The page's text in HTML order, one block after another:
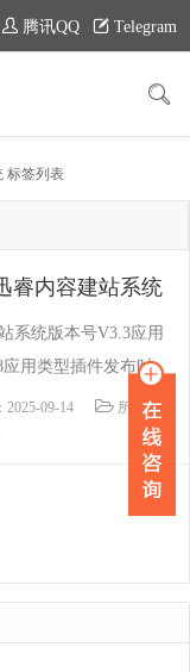
腾讯QQ Telegram
标签列表
睿内容建站系统
系统版本号V3.3应用
应用类型插件发布时
15:30:06更新时间202
支持内核CodeIgnI
功能类别依
站系统说明源码加密
障迅睿官方技术要求
2025-09-14
所属标